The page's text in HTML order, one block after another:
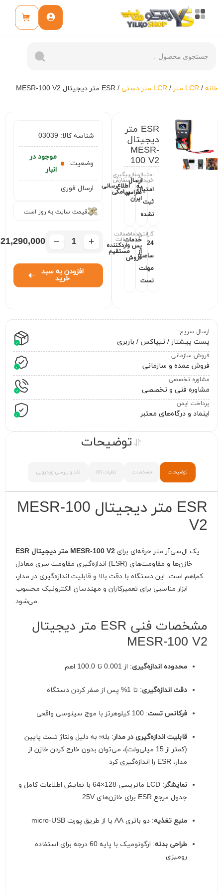
خانه / LCR متر / LCR متر دستی / ESR متر دیجیتال MESR-100 V2
ESR متر
دیجیتال
MESR-
100 V2
امتیاز
خریداران
امتیازی
ثبت
نشده
ارسال
ارسال
به
سراسر
ایران
پیگیری
سفارش
اطلاع‌رسانی
پیامکی
گارانتی
24
ساعت
مهلت
تست
خدمات
خدمات
پس
از
فروش
ضمانت
اصالت
واردکننده
مستقیم
شناسه کالا: 03039
وضعیت:
موجود در
انبار
ارسال فوری
قیمت سایت به روز است
+
−
21,290,000
افزودن به سبد
خرید
ارسال سریع
پست پیشتاز / تیپاکس / باربری
فروش سازمانی
فروش عمده و سازمانی
مشاوره تخصصی
مشاوره فنی و تخصصی
پرداخت ایمن
اینماد و درگاه‌های معتبر
توضیحات مشخصات نظرات (0) نقد و بررسی ویدیویی
توضیحات
ESR متر دیجیتال MESR-100
V2
ESR متر دیجیتال MESR-100 V2
اندازه‌گیری مقاومت سری معادل (ESR) خازن‌ها و مقاومت‌های
کم‌اهم است. این دستگاه با دقت بالا و قابلیت اندازه‌گیری در مدار،
ابزار مناسبی برای تعمیرکاران و مهندسان الکترونیک محسوب
می‌شود.
مشخصات فنی ESR متر دیجیتال
MESR-100 V2
محدوده اندازه‌گیری: از 0.001 تا 100.0 اهم
دقت اندازه‌گیری: تا 1% پس از صفر کردن دستگاه
فرکانس تست:100 کیلوهرتز با موج سینوسی واقعی
قابلیت اندازه‌گیری در مدار: بله؛ به دلیل ولتاژ تست پایین
(کمتر از 15 میلی‌ولت)، می‌توان بدون خارج کردن خازن از
مدار، ESR را اندازه‌گیری کرد
نمایشگر:
LCD ماتریسی 128×64 با نمایش اطلاعات کامل و
جدول مرجع ESR برای خازن‌های 25V
منبع تغذیه:دو باتری AA یا از طریق پورت micro-USB
طراحی بدنه:
ارگونومیک با پایه 60 درجه برای استفاده
رومیزی